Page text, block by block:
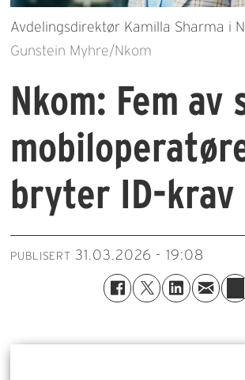
Avdelingsdirektør Kamilla Sharma i
Gunstein Myhre/Nkom
Nkom: Fem av
bryter ID-krav
PUBLISERT 31.03.2026 - 19:08